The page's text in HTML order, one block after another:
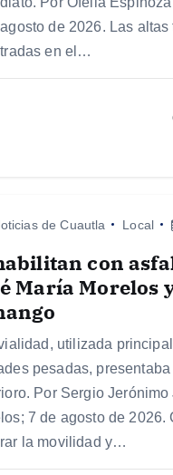
de 2026. Las altas
en el…
de Cuautla Local
con
María Morelos
utilizada
pesadas,
Por Sergio Jerónimo
7 de agosto de 2026.
la movilidad y…